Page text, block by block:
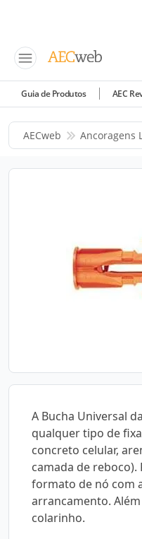
Guia de Produtos AEC
AECweb Ancoragens
A Bucha Universal
qualquer tipo de
concreto celular,
camada de
formato de nó com
arrancamento.
colarinho.